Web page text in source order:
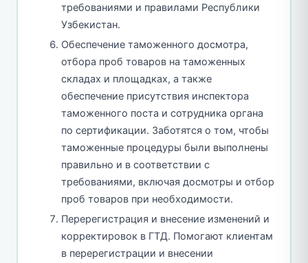
требованиями и правилами Республики
Узбекистан.
Обеспечение таможенного досмотра,
отбора проб товаров на таможенных
складах и площадках, а также
обеспечение присутствия инспектора
таможенного поста и сотрудника органа
по сертификации. Заботятся о том, чтобы
таможенные процедуры были выполнены
правильно и в соответствии с
требованиями, включая досмотры и отбор
проб товаров при необходимости.
Перерегистрация и внесение изменений и
корректировок в ГТД. Помогают клиентам
в перерегистрации и внесении